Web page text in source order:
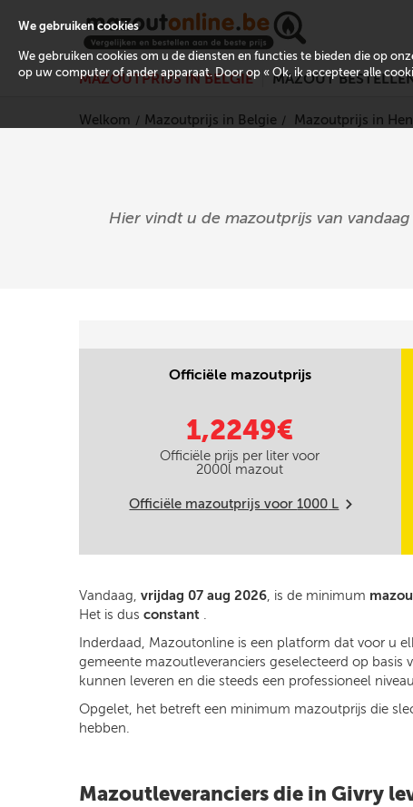
MAZOUTPRIJS IN BELGIË MAZOUT
Welkom Mazoutprijs in Belgie Mazoutprijs in
Hier vindt u de mazoutprijs van
Officiële mazoutprijs
1,2249€
Officiële prijs per liter voor
2000l mazout
Officiële mazoutprijs voor1000 L m
Vandaag, vrijdag 07 aug 2026, is de minimum
Het is dus constant .
Inderdaad, Mazoutonline is een platform dat voor u
gemeente mazoutleveranciers geselecteerd op basis
kunnen leveren en die steeds een professioneel
Opgelet, het betreft een minimum mazoutprijs die
hebben.
Mazoutleveranciers die in Givry
We gebruiken cookies
We gebruiken cookies om u de diensten en functies te bieden die op
op uw computer of ander apparaat. Door op « Ok, ik accepteer alle